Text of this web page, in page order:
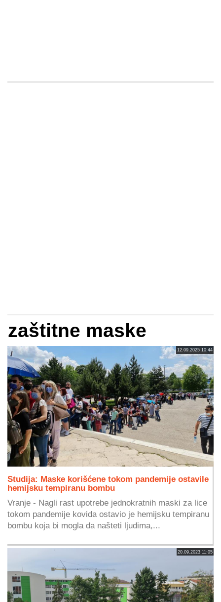
zaštitne maske
12.09.2025 10:44
Studija: Maske korišćene tokom pandemije ostavile
hemijsku tempiranu bombu
Vranje - Nagli rast upotrebe jednokratnih maski za lice
tokom pandemije kovida ostavio je hemijsku tempiranu
bombu koja bi mogla da našteti ljudima,...
20.09.2023 11:05